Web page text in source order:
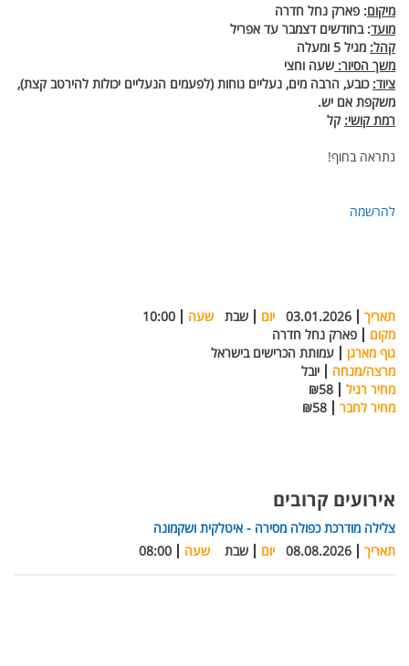
מיקום: פארק נחל חדרה
מועד: בחודשים דצמבר עד אפריל
קהל: מגיל 5 ומעלה
משך הסיור: שעה וחצי
ציוד: כובע, הרבה מים, נעליים נוחות (לפעמים הנעליים יכולות להירטב קצת),
משקפת אם יש.
רמת קושי: קל
נתראה בחוף!
להרשמה
תאריך 03.01.2026 יום שבת שעה
10:00
מקום
פארק נחל חדרה
גוף מארגן
עמותת הכרישים בישראל
מרצה/מנחה
יובל
מחיר רגיל
₪58
מחיר לחבר
₪58
אירועים קרובים
צלילה מודרכת כפולה מסירה - איטלקית ושקמונה
תאריך
08.08.2026 יום שבת שעה 08:00